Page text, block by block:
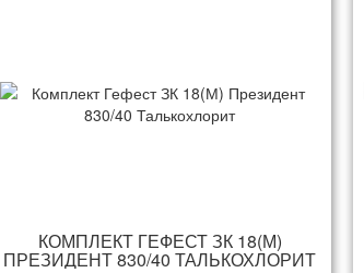
КОМПЛЕКТ ГЕФЕСТ ЗК 18(М)
ПРЕЗИДЕНТ 830/40 ТАЛЬКОХЛОРИТ